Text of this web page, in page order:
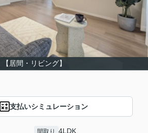
【居間・リビング】
支払いシミュレーション
4LDK